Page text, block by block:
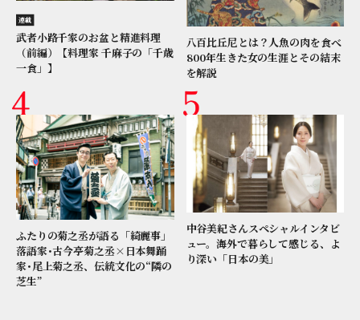
連載
武者小路千家のお盆と精進料理
（前編）【料理家 千麻子の「千歳
一食」】
八百比丘尼とは？人魚の肉を食べ
800年生きた女の生涯とその結末
を解説
ふたりの菊之丞が語る「綺麗事」
落語家･古今亭菊之丞×日本舞踊
家･尾上菊之丞、伝統文化の“隣の
芝生”
中谷美紀さんスペシャルインタビ
ュー。海外で暮らして感じる、よ
り深い「日本の美」